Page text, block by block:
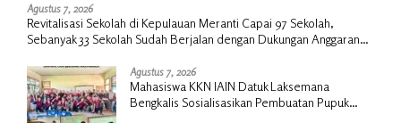
Agustus 7, 2026
Revitalisasi Sekolah di Kepulauan Meranti Capai 97 Sekolah,
Sebanyak 33 Sekolah Sudah Berjalan dengan Dukungan Anggaran
Agustus 7, 2026
Mahasiswa KKN IAIN Datuk Laksemana
Bengkalis Sosialisasikan Pembuatan Pupuk